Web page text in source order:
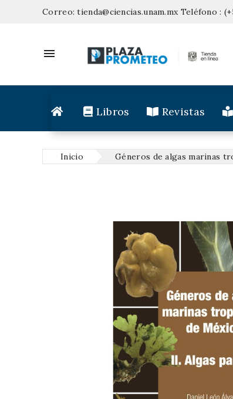
Correo:tienda@ciencias.unam.mxTeléfono :

Libros Revistas
Inicio Géneros de algas marinas